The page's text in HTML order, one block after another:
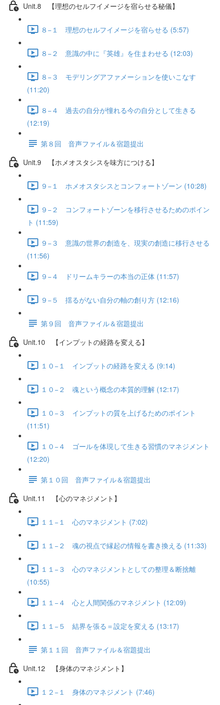
Unit.8 【理想のセルフイメージを宿らせる秘儀】
８−１ 理想のセルフイメージを宿らせる (5:57)
８−２ 意識の中に『英雄』を住まわせる (12:03)
８−３ モデリングアファメーションを使いこなす
(11:20)
８−４ 過去の自分が憧れる今の自分として生きる
(12:19)
第８回 音声ファイル＆宿題提出
Unit.9 【ホメオスタシスを味方につける】
９−１ ホメオスタシスとコンフォートゾーン (10:28)
９−２ コンフォートゾーンを移行させるためのポイン
ト (11:59)
９−３ 意識の世界の創造を、現実の創造に移行させる
(11:56)
９−４ ドリームキラーの本当の正体 (11:57)
９−５ 揺るがない自分の軸の創り方 (12:16)
第９回 音声ファイル＆宿題提出
Unit.10 【インプットの経路を変える】
１０−１ インプットの経路を変える (9:14)
１０−２ 魂という概念の本質的理解 (12:17)
１０−３ インプットの質を上げるためのポイント
(11:51)
１０−４ ゴールを体現して生きる習慣のマネジメント
(12:20)
第１０回 音声ファイル＆宿題提出
Unit.11 【心のマネジメント】
１１−１ 心のマネジメント (7:02)
１１−２ 魂の視点で縁起の情報を書き換える (11:33)
１１−３ 心のマネジメントとしての整理＆断捨離
(10:55)
１１−４ 心と人間関係のマネジメント (12:09)
１１−５ 結界を張る＝設定を変える (13:17)
第１１回 音声ファイル＆宿題提出
Unit.12 【身体のマネジメント】
１２−１ 身体のマネジメント (7:46)